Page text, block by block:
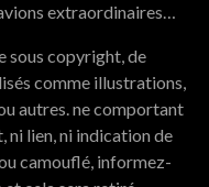
extraordinaires…
sous copyright, de
comme illustrations,
autres. ne comportant
ni lien, ni indication de
camouflé, informez-